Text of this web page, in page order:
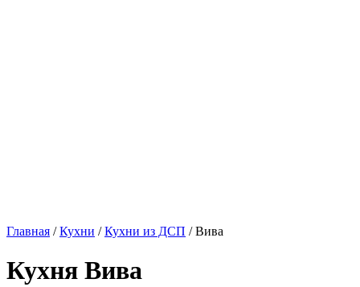
Главная /Кухни /Кухни из ДСП / Вива
Кухня Вива